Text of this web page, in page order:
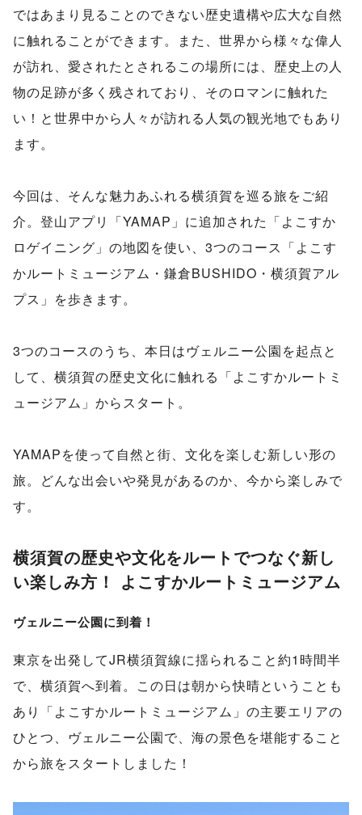
ではあまり見ることのできない歴史遺構や広大な自然
に触れることができます。また、世界から様々な偉人
が訪れ、愛されたとされるこの場所には、歴史上の人
物の足跡が多く残されており、そのロマンに触れた
い！と世界中から人々が訪れる人気の観光地でもあり
ます。
今回は、そんな魅力あふれる横須賀を巡る旅をご紹
介。登山アプリ「YAMAP」に追加された「よこすか
ロゲイニング」の地図を使い、3つのコース「よこす
かルートミュージアム・鎌倉BUSHIDO・横須賀アル
プス」を歩きます。
3つのコースのうち、本日はヴェルニー公園を起点と
して、横須賀の歴史文化に触れる「よこすかルートミ
ュージアム」からスタート。
YAMAPを使って自然と街、文化を楽しむ新しい形の
旅。どんな出会いや発見があるのか、今から楽しみで
す。
横須賀の歴史や文化をルートでつなぐ新し
い楽しみ方！ よこすかルートミュージアム
ヴェルニー公園に到着！
東京を出発してJR横須賀線に揺られること約1時間半
で、横須賀へ到着。この日は朝から快晴ということも
あり「よこすかルートミュージアム」の主要エリアの
ひとつ、ヴェルニー公園で、海の景色を堪能すること
から旅をスタートしました！